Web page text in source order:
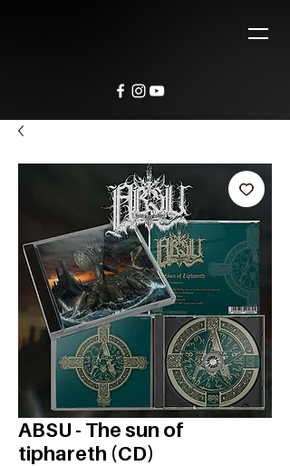
ABSU - The sun of
tiphareth (CD)